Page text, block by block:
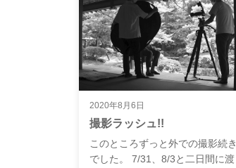
2020年8月6日
撮影ラッシュ!!
このところずっと外での撮影続き
でした。 7/31、8/3と二日間に渡